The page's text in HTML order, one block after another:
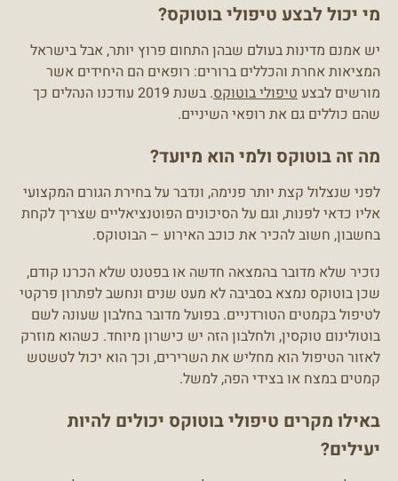
מי יכול לבצע טיפולי בוטוקס?
יש אמנם מדינות בעולם שבהן התחום פרוץ יותר, אבל בישראל
המציאות אחרת והכללים ברורים: רופאים הם היחידים אשר
מורשים לבצע טיפולי בוטוקס
. בשנת 2019 עודכנו הנהלים כך
שהם כוללים גם את רופאי השיניים.
מה זה בוטוקס ולמי הוא מיועד?
לפני שנצלול קצת יותר פנימה, ונדבר על בחירת הגורם המקצועי
אליו כדאי לפנות, וגם על הסיכונים הפוטנציאליים שצריך לקחת
בחשבון, חשוב להכיר את כוכב האירוע – הבוטוקס.
נזכיר שלא מדובר בהמצאה חדשה או בפטנט שלא הכרנו קודם,
שכן בוטוקס נמצא בסביבה לא מעט שנים ונחשב לפתרון פרקטי
לטיפול בקמטים הטורדניים. בפועל מדובר בחלבון שעונה לשם
בוטולינום טוקסין, ולחלבון הזה יש כישרון מיוחד. כשהוא מוזרק
לאזור הטיפול הוא מחליש את השרירים, וכך הוא יכול לטשטש
קמטים במצח או בצידי הפה, למשל.
באילו מקרים טיפולי בוטוקס יכולים להיות
יעילים?